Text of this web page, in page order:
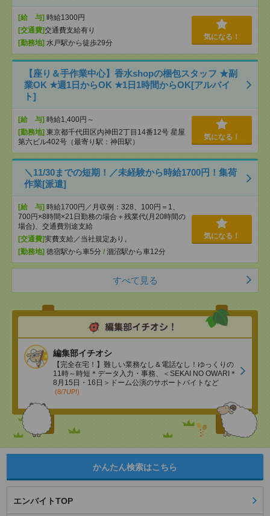
[給 与] 時給1300円
[交通費]交通費支給有り
[勤務地] 水戸駅から徒歩29分
気になる！
【座り＆手作業中心】香水shopの梱包スタッフ ★副
業OK ★週1日からOK ★1日1時間からOK[アルバイ
ト]
[給 与] 時給1,400円～
[勤務地] 東京都千代田区内神田2丁目14番12号 星屋
第六ビル402号（最寄り駅：神田駅）
気になる！
＼11/30までの短期！／未経験から時給1700円！集荷
作業[派遣]
[給 与] 時給1700円／月収例：328、100円＝1、
700円×8時間×21日勤務の場合＋残業代(月20時間の
場合)、交通費別途支給
[交通費]実費支給／当社規定あり。
[勤務地] 徳宿駅から車5分 / 涸沼駅から車12分
気になる！
すべて見る
編集部イチオシ
【完全在宅！】難しい業務なし＆電話なし！ゆっくりの
11時～時短＊データ入力・事務、＜SEKAI NO OWARI＊
8月15日・16日＞ドーム公演のサポートバイトなど
(8/7UP!)
かんたん検索はこちら
エンバイトTOP